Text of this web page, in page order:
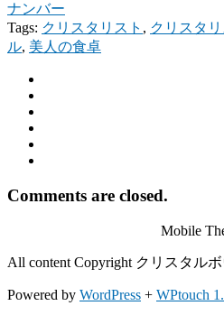
ナンバー
Tags: クリスタリスト , クリスタ
ル, 美人の食卓
Comments are closed.
Mobile
All content Copyright クリスタル
Powered by WordPress + WPtouch